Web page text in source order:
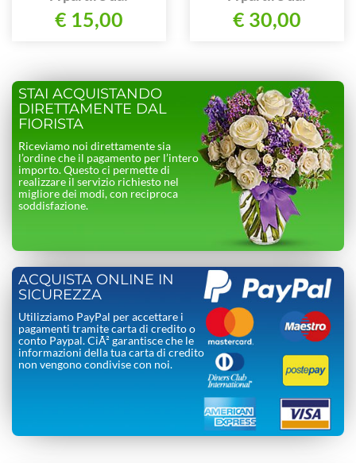
€ 15,00 € 30,00
STAI ACQUISTANDO
DIRETTAMENTE DAL
FIORISTA
Riceviamo noi direttamente sia
l’ordine che il pagamento per l’intero
importo. Questo ci permette di
realizzare il servizio richiesto nel
migliore dei modi, con reciproca
soddisfazione.
ACQUISTA ONLINE IN
SICUREZZA
Utilizziamo PayPal per accettare i
pagamenti tramite carta di credito o
conto Paypal. CiÃ² garantisce che le
informazioni della tua carta di credito
non vengono condivise con noi.